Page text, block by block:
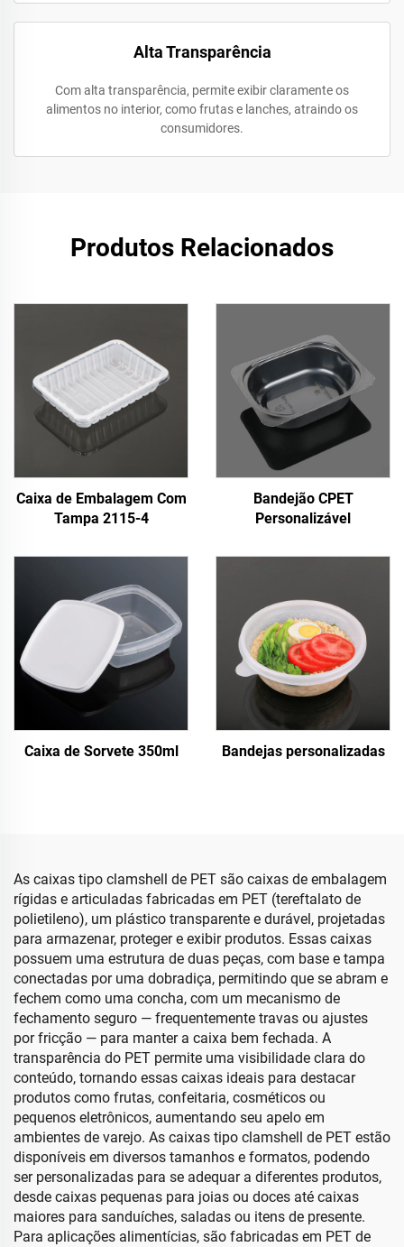
Alta Transparência
Com alta transparência, permite exibir claramente os
alimentos no interior, como frutas e lanches, atraindo os
consumidores.
Produtos Relacionados
Caixa de Embalagem Com
Tampa 2115-4
Bandejão CPET
Personalizável
Caixa de Sorvete 350ml Bandejas personalizadas
As caixas tipo clamshell de PET são caixas de embalagem
rígidas e articuladas fabricadas em PET (tereftalato de
polietileno), um plástico transparente e durável, projetadas
para armazenar, proteger e exibir produtos. Essas caixas
possuem uma estrutura de duas peças, com base e tampa
conectadas por uma dobradiça, permitindo que se abram e
fechem como uma concha, com um mecanismo de
fechamento seguro — frequentemente travas ou ajustes
por fricção — para manter a caixa bem fechada. A
transparência do PET permite uma visibilidade clara do
conteúdo, tornando essas caixas ideais para destacar
produtos como frutas, confeitaria, cosméticos ou
pequenos eletrônicos, aumentando seu apelo em
ambientes de varejo. As caixas tipo clamshell de PET estão
disponíveis em diversos tamanhos e formatos, podendo
ser personalizadas para se adequar a diferentes produtos,
desde caixas pequenas para joias ou doces até caixas
maiores para sanduíches, saladas ou itens de presente.
Para aplicações alimentícias, são fabricadas em PET de